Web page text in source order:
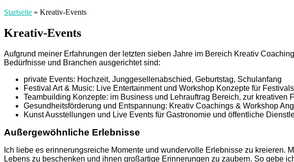
Startseite » Kreativ-Events
Kreativ-Events
Aufgrund meiner Erfahrungen der letzten sieben Jahre im Bereich Kreativ
Bedürfnisse und Branchen ausgerichtet sind:
private Events: Hochzeit, Junggesellenabschied, Geburtstag, Schulanfang
Festival Art & Music: Live Entertainment und Workshop Konzepte für
Teambuilding Konzepte: im Business und Lehrauftrag Bereich, zur
Gesundheitsförderung und Entspannung: Kreativ Coachings & Workshop
Kunst Ausstellungen und Live Events für Gastronomie und öffentliche
Außergewöhnliche Erlebnisse
Ich liebe es erinnerungsreiche Momente und wundervolle Erlebnisse zu kreieren.
Lebens zu beschenken und ihnen großartige Erinnerungen zu zaubern. So gebe